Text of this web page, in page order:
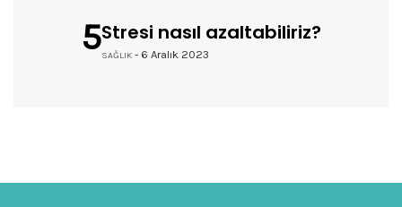
5Stresi nasıl azaltabiliriz?
SAĞLIK - 6 Aralık 2023